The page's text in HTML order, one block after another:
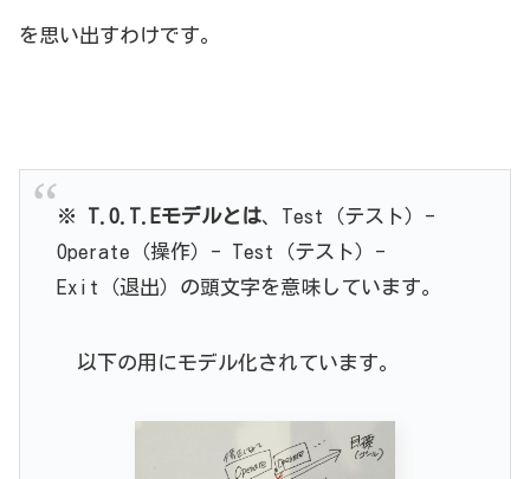
を思い出すわけです。
※ T.O.T.Eモデルとは、Test（テスト）-
Operate（操作）- Test（テスト）-
Exit（退出）の頭文字を意味しています。
以下の用にモデル化されています。